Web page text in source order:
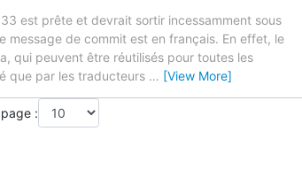
est prête et devrait sortir incessamment sous
message de commit est en français. En effet, le
qui peuvent être réutilisés pour toutes les
que par les traducteurs … [View More]
: